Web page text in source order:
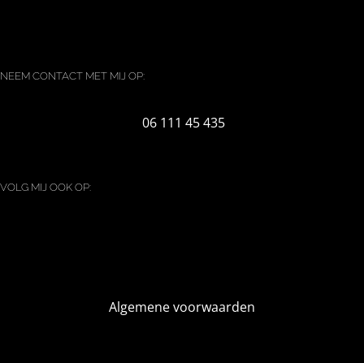
NEEM CONTACT MET MIJ OP:
06 111 45 435
VOLG MIJ OOK OP:
Algemene voorwaarden